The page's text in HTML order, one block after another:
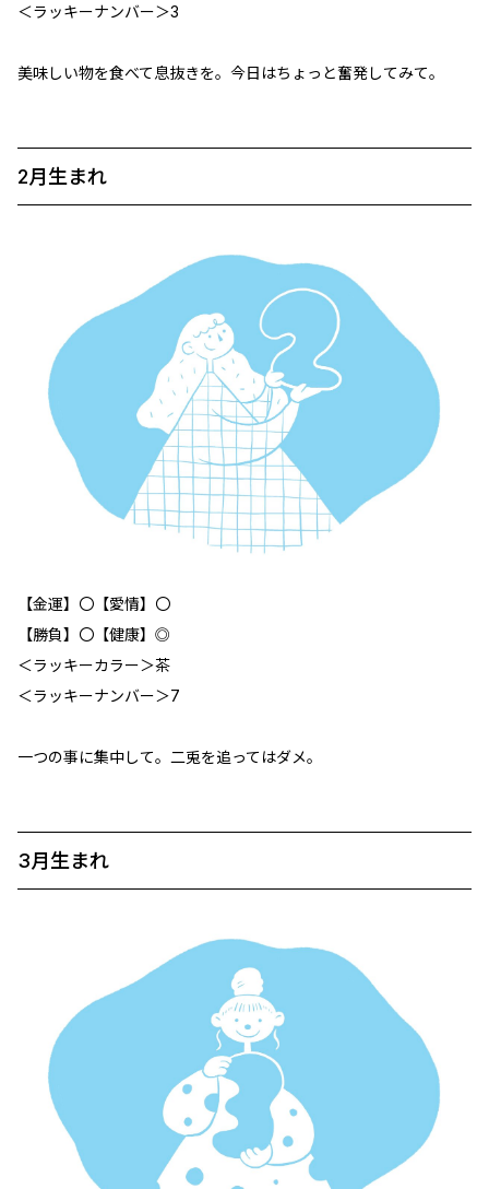
＜ラッキーナンバー＞3
美味しい物を食べて息抜きを。今日はちょっと奮発してみて。
2月生まれ
【金運】〇【愛情】〇
【勝負】〇【健康】◎
＜ラッキーカラー＞茶
＜ラッキーナンバー＞7
一つの事に集中して。二兎を追ってはダメ。
3月生まれ